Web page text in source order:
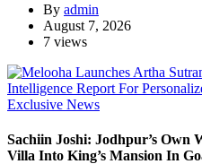
By admin
August 7, 2026
7 views
Exclusive News
Sachiin Joshi: Jodhpur’s Own
Villa Into King’s Mansion In